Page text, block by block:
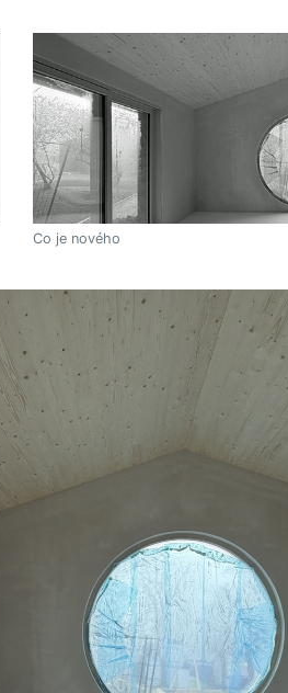
Co je nového